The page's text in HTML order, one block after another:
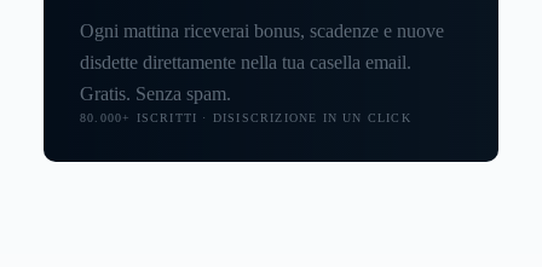
Ogni mattina riceverai bonus, scadenze e nuove
disdette direttamente nella tua casella email.
Gratis. Senza spam.
80.000+ ISCRITTI · DISISCRIZIONE IN UN CLICK